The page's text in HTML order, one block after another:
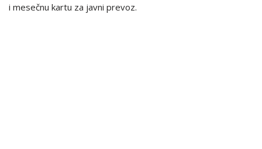
i mesečnu kartu za javni prevoz.